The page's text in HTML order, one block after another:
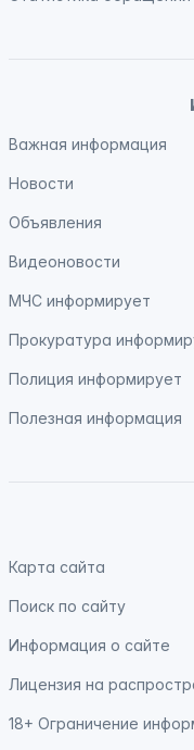
Важная информация
Новости
Объявления
Видеоновости
МЧС информирует
Прокуратура
Полиция информирует
Полезная информация
Карта сайта
Поиск по сайту
Информация о сайте
Лицензия на
18+ Ограничение